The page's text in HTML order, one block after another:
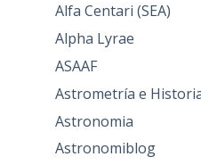
Alfa Centari (SEA)
Alpha Lyrae
ASAAF
Astrometría e
Astronomia
Astronomiblog